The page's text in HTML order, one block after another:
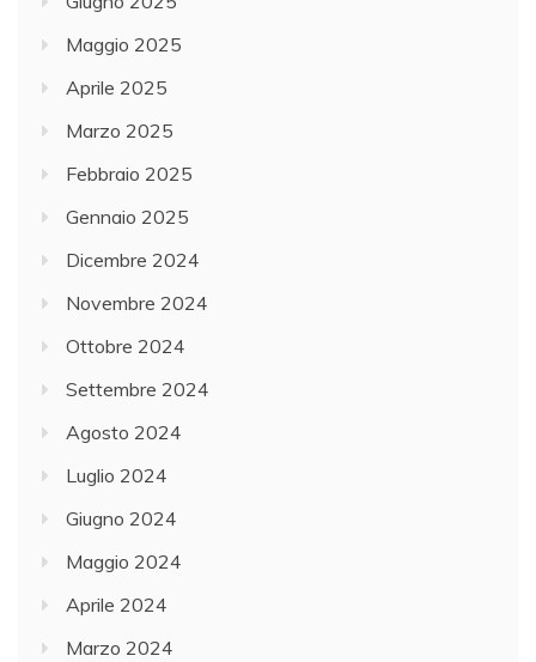
Maggio 2025
Aprile 2025
Marzo 2025
Febbraio 2025
Gennaio 2025
Dicembre 2024
Novembre 2024
Ottobre 2024
Settembre 2024
Agosto 2024
Luglio 2024
Giugno 2024
Maggio 2024
Aprile 2024
Marzo 2024